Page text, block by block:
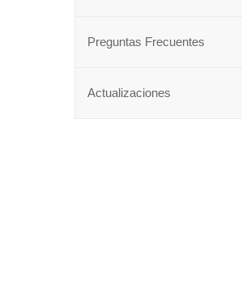
Preguntas Frecuentes
Actualizaciones